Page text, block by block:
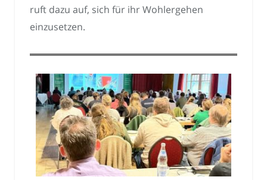
ruft dazu auf, sich für ihr Wohlergehen
einzusetzen.